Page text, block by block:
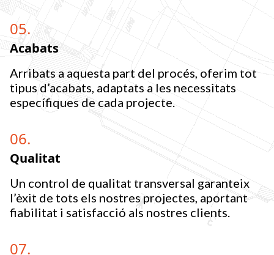
05.
Acabats
Arribats a aquesta part del procés, oferim tot
tipus d’acabats, adaptats a les necessitats
específiques de cada projecte.
06.
Qualitat
Un control de qualitat transversal garanteix
l’èxit de tots els nostres projectes, aportant
fiabilitat i satisfacció als nostres clients.
07.